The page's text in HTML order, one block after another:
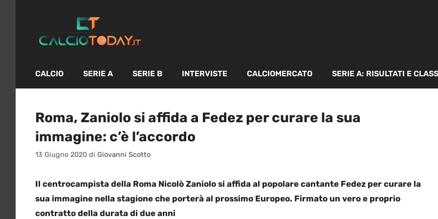
contenuto
CALCIO SERIE A SERIE B INTERVISTE CALCIOMERCATO SERIE A: RISULTATI E
Roma, Zaniolo si affida a Fedez per curare la sua
immagine: c’è l’accordo
13 Giugno 2020 di Giovanni Scotto
Il centrocampista della Roma Nicolò Zaniolo si affida al popolare cantante Fedez per curare la
sua immagine nella stagione che porterà al prossimo Europeo. Firmato un vero e proprio
contratto della durata di due anni